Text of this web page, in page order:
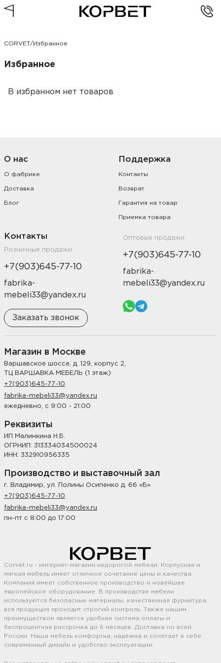
CORVET/Избранное
Избранное
В избранном нет товаров
О нас
О фабрике
Доставка
Блог
Поддержка
Контакты
Возврат
Гарантия на товар
Приемка товара
Контакты
Розничные продажи
+7(903)645-77-10
fabrika-
mebeli33@yandex.ru
Заказать звонок
Оптовые продажи
+7(903)645-77-10
fabrika-
mebeli33@yandex.ru
Магазин в Москве
Варшавское шоссе, д. 129, корпус 2,
ТЦ ВАРШАВКА МЕБЕЛЬ (1 этаж)
+7(903)645-77-10
fabrika-mebeli33@yandex.ru
ежедневно, с 9:00 - 21:00
Реквизиты
ИП Малинкина Н.Б.
ОГРНИП: 313334034500024
ИНН: 332910956335
Производство и выставочный зал
г. Владимир, ул. Полины Осипенко д. 66 «Б»
+7(903)645-77-10
fabrika-mebeli33@yandex.ru
пн-пт с 8:00 до 17:00
Corvet.ru - интернет-магазин недорогой мебели. Корпусная и
мягкая мебель имеет отличное сочетание цены и качества.
Компания имеет собственное производство и новейшее
европейское оборудование. В производстве мебели
используются безопасные материалы, качественная фурнитура,
вся продукция проходит строгий контроль. Также нашим
преимуществом является удобная система оплаты и
беспроцентная рассрочка до 6 месяцев. Доставка по всей
России. Наша мебель комфортна, надёжна и сочетает в себе
современный дизайн и удобство эксплуатации.